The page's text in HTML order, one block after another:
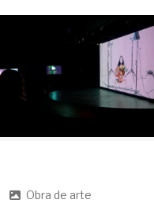
Obra de arte